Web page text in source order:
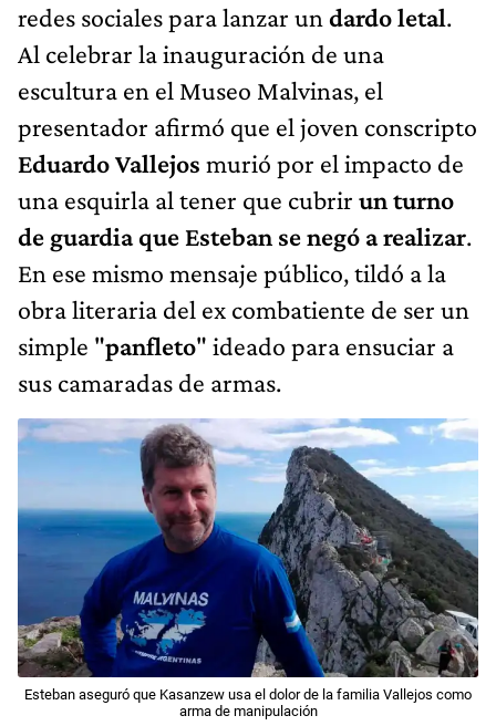
redes sociales para lanzar un dardo letal.
Al celebrar la inauguración de una
escultura en el Museo Malvinas, el
presentador afirmó que el joven conscripto
Eduardo Vallejos murió por el impacto de
una esquirla al tener que cubrir un turno
de guardia que Esteban se negó a realizar.
En ese mismo mensaje público, tildó a la
obra literaria del ex combatiente de ser un
simple "panfleto" ideado para ensuciar a
sus camaradas de armas.
Esteban aseguró que Kasanzew usa el dolor de la familia Vallejos como
arma de manipulación